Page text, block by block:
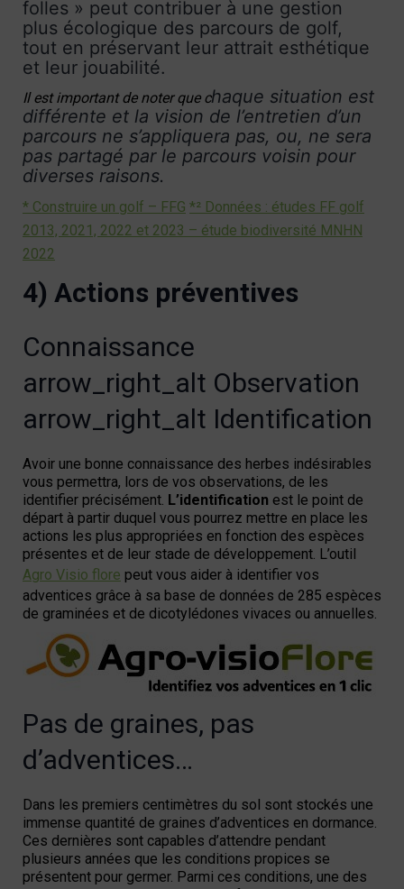
folles » peut contribuer à une gestion
plus écologique des parcours de golf,
tout en préservant leur attrait esthétique
et leur jouabilité.
Il est important de noter que chaque situation est
différente et la vision de l’entretien d’un
parcours ne s’appliquera pas, ou, ne sera
pas partagé par le parcours voisin pour
diverses raisons.
* Construire un golf – FFG *² Données : études FF golf
2013, 2021, 2022 et 2023 – étude biodiversité MNHN
2022
4) Actions préventives
Connaissance
arrow_right_alt Observation
arrow_right_alt Identification
Avoir une bonne connaissance des herbes indésirables
vous permettra, lors de vos observations, de les
identifier précisément. L’identification est le point de
départ à partir duquel vous pourrez mettre en place les
actions les plus appropriées en fonction des espèces
présentes et de leur stade de développement. L’outil
Agro Visio flore peut vous aider à identifier vos
adventices grâce à sa base de données de 285 espèces
de graminées et de dicotylédones vivaces ou annuelles.
Pas de graines, pas
d’adventices…
Dans les premiers centimètres du sol sont stockés une
immense quantité de graines d’adventices en dormance.
Ces dernières sont capables d’attendre pendant
plusieurs années que les conditions propices se
présentent pour germer. Parmi ces conditions, une des